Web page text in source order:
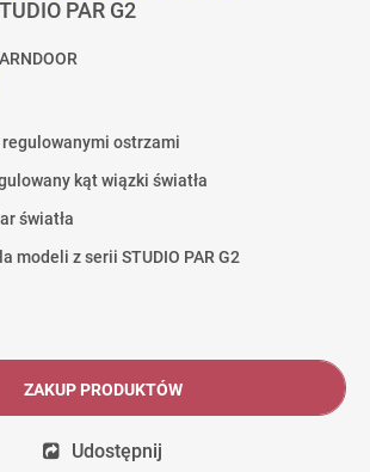
PAR G2
regulowanymi ostrzami
kąt wiązki światła
światła
modeli z serii STUDIO PAR G2
ZAKUP PRODUKTÓW
Udostępnij